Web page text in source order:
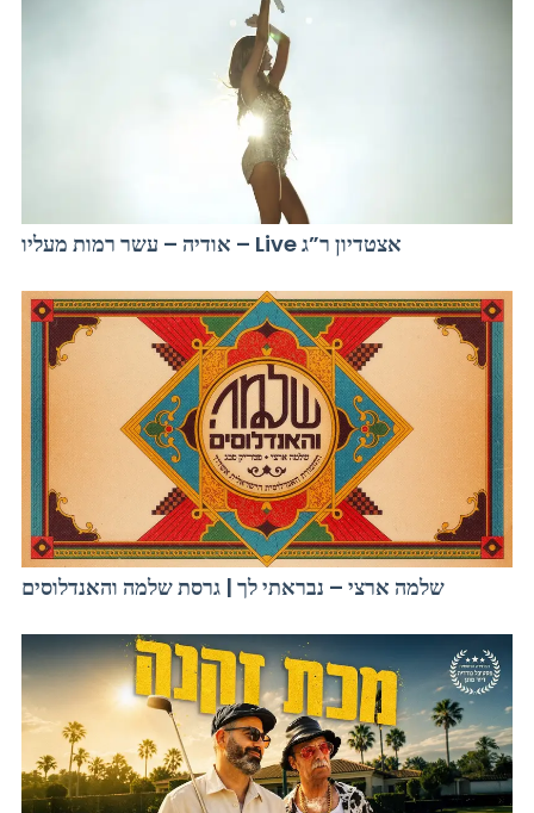
אודיה – עשר רמות מעליו – Live אצטדיון ר”ג
שלמה ארצי – נבראתי לך | גרסת שלמה והאנדלוסים